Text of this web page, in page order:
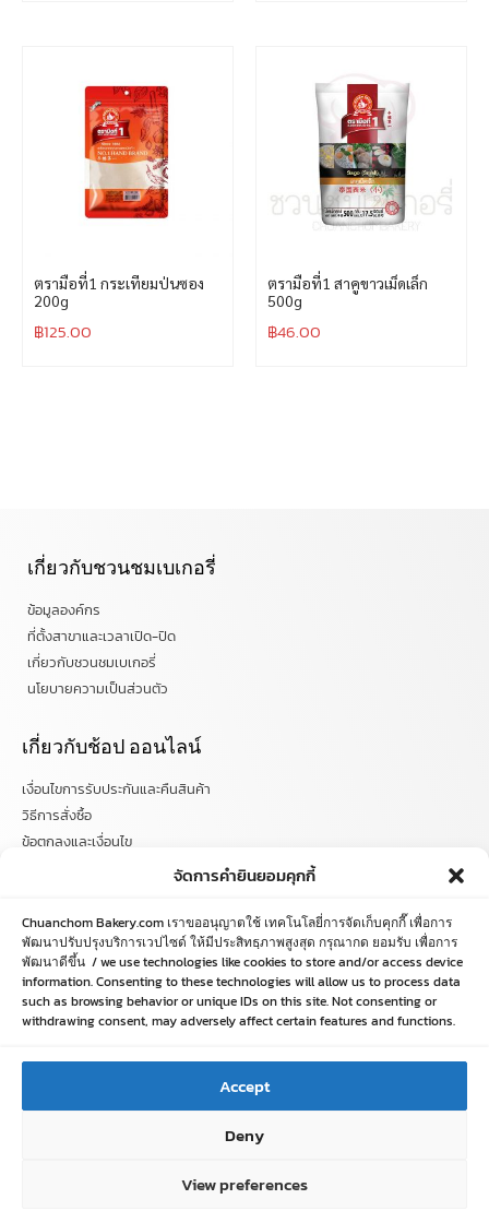
จัดการคำยินยอมคุกกี้
Chuanchom Bakery.com เราขออนุญาตใช้ เทคโนโลยี่การจัดเก็บคุกกี๊ เพื่อการ
พัฒนาปรับปรุงบริการเวปไซด์ ให้มีประสิทธฺภาพสูงสุด กรุณากด ยอมรับ เพื่อการ
พัฒนาดีขึ้น / we use technologies like cookies to store and/or access device
information. Consenting to these technologies will allow us to process data
such as browsing behavior or unique IDs on this site. Not consenting or
withdrawing consent, may adversely affect certain features and functions.
Accept
Deny
View preferences
ตรามือที่1 กระเทียมป่นซอง
200g
฿125.00
ตรามือที่1 สาคูขาวเม็ดเล็ก
500g
฿46.00
เกี่ยวกับชวนชมเบเกอรี่
ข้อมูลองค์กร
ที่ตั้งสาขาและเวลาเปิด-ปิด
เกี่ยวกับชวนชมเบเกอรี่
นโยบายความเป็นส่วนตัว
เกี่ยวกับช้อป ออนไลน์
เงื่อนไขการรับประกันและคืนสินค้า
วิธีการสั่งซื้อ
ข้อตกลงและเงื่อนไข
ติดตามข่าวสารได้ที่
chuanchombakery
chuanchombakery
www.chuanchombakery.com
โทร. 065-526-2325, 02 519 8212
E-mail : chuanchom.bakery@gmail.com